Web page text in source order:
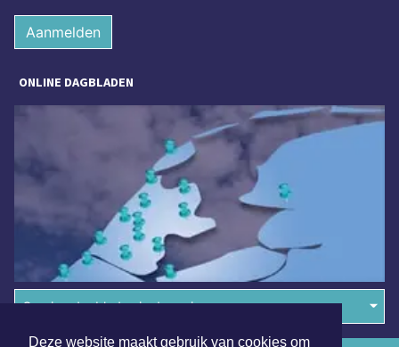
Deze website maakt gebruik van cookies om
Aanmelden
ONLINE DAGBLADEN
Overige dagbladen in de regio